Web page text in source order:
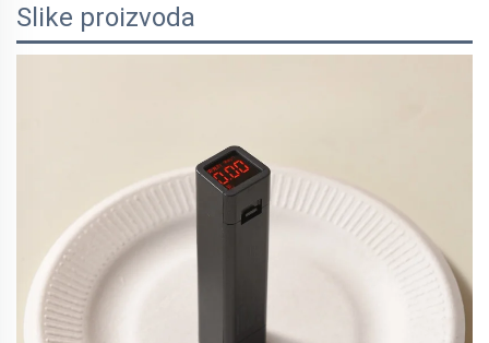
Slike proizvoda